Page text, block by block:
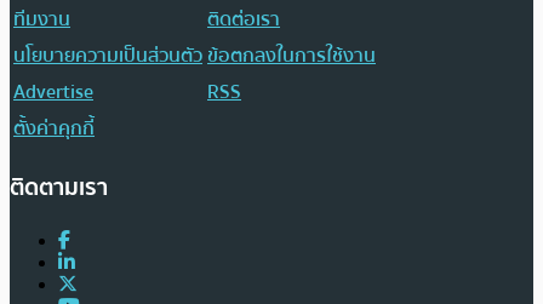
ทีมงาน
ติดต่อเรา
นโยบายความเป็นส่วนตัวข้อตกลงในการใช้งาน
Advertise
RSS
ตั้งค่าคุกกี้
ติดตามเรา